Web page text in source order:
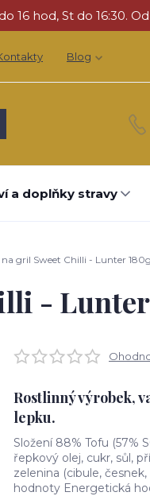
16 hod, St do 16:30.
Blog
a doplňky stravy
na gril Sweet Chilli - Lunter 180g
-
Rostlinný výrobek,
lepku.
Složení 88% Tofu (57%
řepkový olej, cukr, sůl,
zelenina (cibule,
hodnoty Energetická